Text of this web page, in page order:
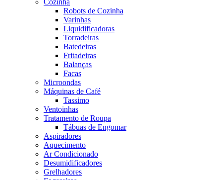
Cozinha
Robots de Cozinha
Varinhas
Liquidificadoras
Torradeiras
Batedeiras
Fritadeiras
Balanças
Facas
Microondas
Máquinas de Café
Tassimo
Ventoinhas
Tratamento de Roupa
Tábuas de Engomar
Aspiradores
Aquecimento
Ar Condicionado
Desumidificadores
Grelhadores